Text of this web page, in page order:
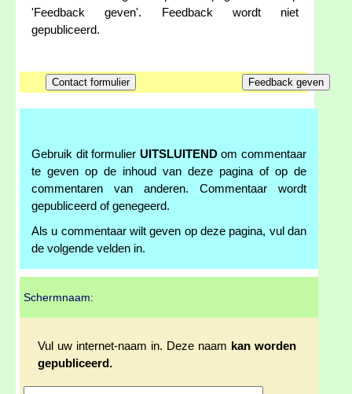
'Feedback geven'. Feedback wordt niet
gepubliceerd.
Gebruik dit formulier UITSLUITENDom commentaar
te geven op de inhoud van deze pagina of op de
commentaren van anderen. Commentaar wordt
gepubliceerd of genegeerd.
Als u commentaar wilt geven op deze pagina, vul dan
de volgende velden in.
Schermnaam:
Vul uw internet-naam in. Deze naam kan worden
gepubliceerd.